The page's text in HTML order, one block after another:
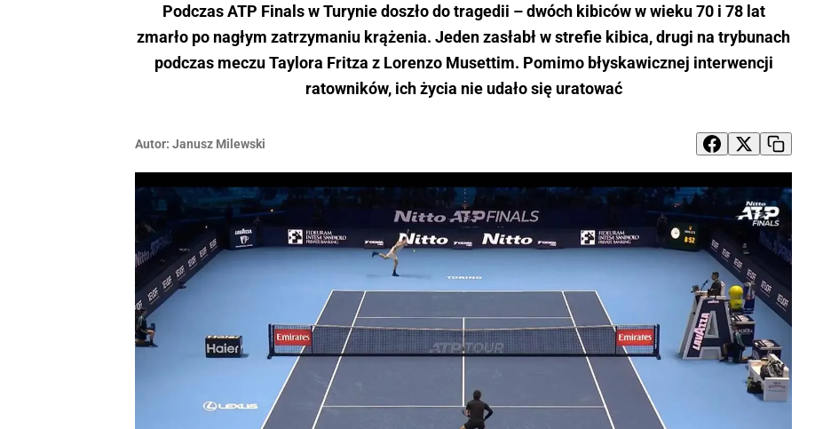
Podczas ATP Finals w Turynie doszło do tragedii – dwóch kibiców w wieku 70 i 78 lat
zmarło po nagłym zatrzymaniu krążenia. Jeden zasłabł w strefie kibica, drugi na trybunach
podczas meczu Taylora Fritza z Lorenzo Musettim. Pomimo błyskawicznej interwencji
ratowników, ich życia nie udało się uratować
Autor: Janusz Milewski